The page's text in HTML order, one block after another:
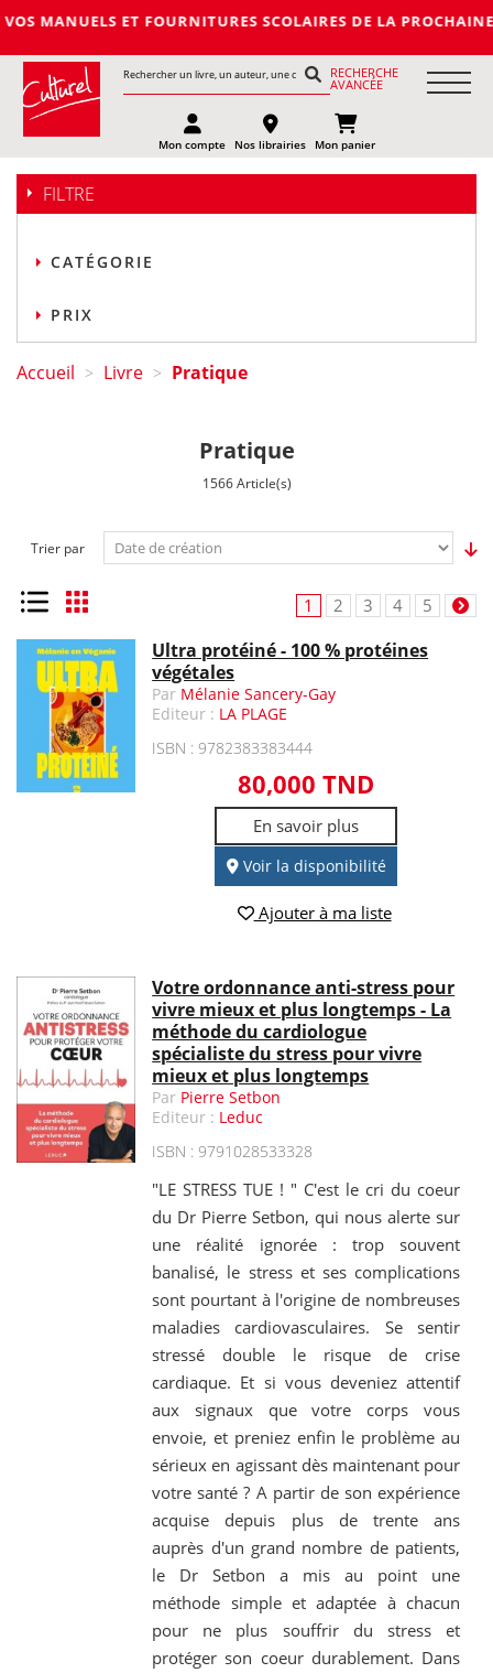
ET FOURNITURES SCOLAIRES DE LA
RECHERCHE
AVANCÉE
Mon compte Nos librairies Mon panier
FILTRE
CATÉGORIE
PRIX
Accueil > Livre > Pratique
Pratique
1566 Article(s)
Trier par
Liste Grille 1 2 3 4 5
Ultra protéiné - 100 % protéines
végétales
Par Mélanie Sancery-Gay
Editeur : LA PLAGE
ISBN : 9782383383444
80,000 TND
En savoir plus
Voir la disponibilité
Ajouter à ma liste
Votre ordonnance anti-stress pour
vivre mieux et plus longtemps - La
méthode du cardiologue
spécialiste du stress pour vivre
mieux et plus longtemps
Par Pierre Setbon
Editeur : Leduc
ISBN : 9791028533328
"LE STRESS TUE ! " C'est le cri du coeur
du Dr Pierre Setbon, qui nous alerte sur
une réalité ignorée : trop souvent
banalisé, le stress et ses complications
sont pourtant à l'origine de nombreuses
maladies cardiovasculaires. Se sentir
stressé double le risque de crise
cardiaque. Et si vous deveniez attentif
aux signaux que votre corps vous
envoie, et preniez enfin le problème au
sérieux en agissant dès maintenant pour
votre santé ? A partir de son expérience
acquise depuis plus de trente ans
auprès d'un grand nombre de patients,
le Dr Setbon a mis au point une
méthode simple et adaptée à chacun
pour ne plus souffrir du stress et
protéger son coeur durablement. Dans